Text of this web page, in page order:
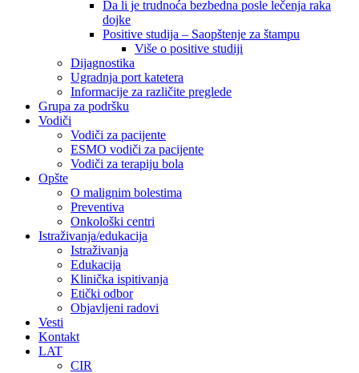
Da li je trudnoća bezbedna posle lečenja raka
dojke
Positive studija – Saopštenje za štampu
Više o positive studiji
Dijagnostika
Ugradnja port katetera
Informacije za različite preglede
Grupa za podršku
Vodiči
Vodiči za pacijente
ESMO vodiči za pacijente
Vodiči za terapiju bola
Opšte
O malignim bolestima
Preventiva
Onkološki centri
Istraživanja/edukacija
Istraživanja
Edukacija
Klinička ispitivanja
Etički odbor
Objavljeni radovi
Vesti
Kontakt
LAT
CIR